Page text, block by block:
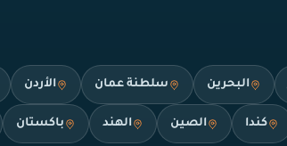
البحرين سلطنة عمان الأردن
كندا الصين الهند باكستان